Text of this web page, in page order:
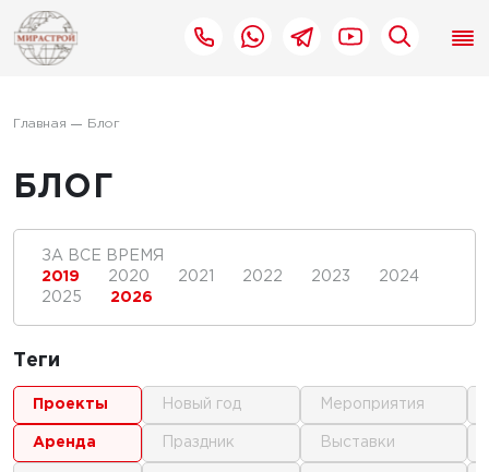
Главная Блог
БЛОГ
ЗА ВСЕ ВРЕМЯ
2019
2020 2021 2022 2023
2024
2025
2026
Теги
проекты
аренда
новый год
праздник
мероприятия
выставки